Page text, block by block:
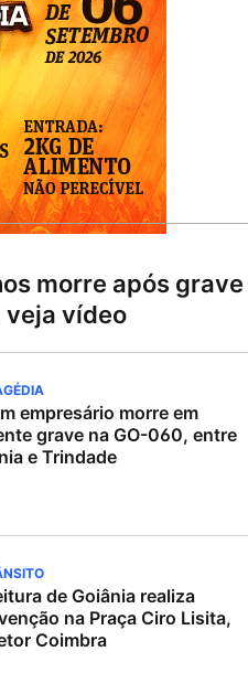
morre após grave
veja vídeo
empresário morre em
grave na GO-060, entre
e Trindade
de Goiânia realiza
na Praça Ciro Lisita,
Coimbra